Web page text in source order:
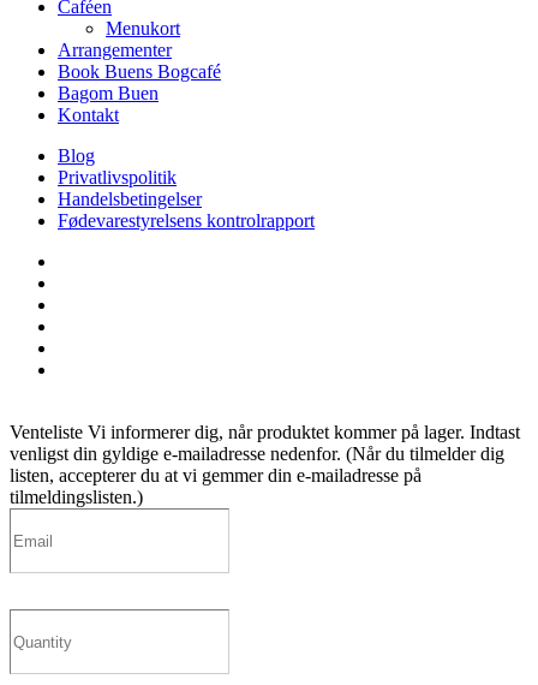
Caféen
Menukort
Arrangementer
Book Buens Bogcafé
Bagom Buen
Kontakt
Blog
Privatlivspolitik
Handelsbetingelser
Fødevarestyrelsens kontrolrapport
Venteliste Vi informerer dig, når produktet kommer på lager. Indtast
venligst din gyldige e-mailadresse nedenfor. (Når du tilmelder dig
listen, accepterer du at vi gemmer din e-mailadresse på
tilmeldingslisten.)